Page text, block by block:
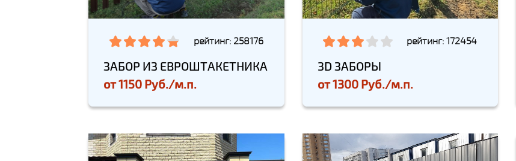
рейтинг: 258176
ЗАБОР ИЗ ЕВРОШТАКЕТНИКА
от1150 Руб./м.п.
рейтинг: 172454
3D ЗАБОРЫ
от1300 Руб./м.п.